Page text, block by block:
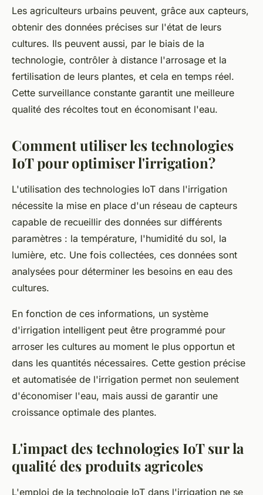
Les agriculteurs urbains peuvent, grâce aux capteurs,
obtenir des données précises sur l'état de leurs
cultures. Ils peuvent aussi, par le biais de la
technologie, contrôler à distance l'arrosage et la
fertilisation de leurs plantes, et cela en temps réel.
Cette surveillance constante garantit une meilleure
qualité des récoltes tout en économisant l'eau.
Comment utiliser les technologies
IoT pour optimiser l'irrigation?
L'utilisation des technologies IoT dans l'irrigation
nécessite la mise en place d'un réseau de capteurs
capable de recueillir des données sur différents
paramètres : la température, l'humidité du sol, la
lumière, etc. Une fois collectées, ces données sont
analysées pour déterminer les besoins en eau des
cultures.
En fonction de ces informations, un système
d'irrigation intelligent peut être programmé pour
arroser les cultures au moment le plus opportun et
dans les quantités nécessaires. Cette gestion précise
et automatisée de l'irrigation permet non seulement
d'économiser l'eau, mais aussi de garantir une
croissance optimale des plantes.
L'impact des technologies IoT sur la
qualité des produits agricoles
L'emploi de la technologie IoT dans l'irrigation ne se